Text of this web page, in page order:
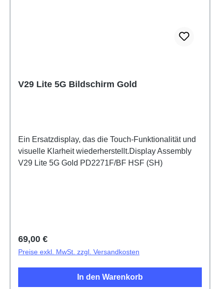
V29 Lite 5G Bildschirm Gold
Ein Ersatzdisplay, das die Touch-Funktionalität und
visuelle Klarheit wiederherstellt.Display Assembly
V29 Lite 5G Gold PD2271F/BF HSF (SH)
Regulärer Preis:
69,00 €
Preise exkl. MwSt. zzgl. Versandkosten
In den Warenkorb